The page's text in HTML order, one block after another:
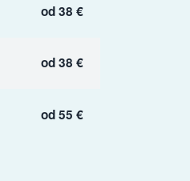
od 38 €
od 38 €
od 55 €